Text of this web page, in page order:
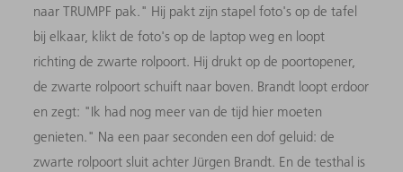
naar TRUMPF pak." Hij pakt zijn stapel foto's op de tafel
bij elkaar, klikt de foto's op de laptop weg en loopt
richting de zwarte rolpoort. Hij drukt op de poortopener,
de zwarte rolpoort schuift naar boven. Brandt loopt erdoor
en zegt: "Ik had nog meer van de tijd hier moeten
genieten." Na een paar seconden een dof geluid: de
zwarte rolpoort sluit achter Jürgen Brandt. En de testhal is